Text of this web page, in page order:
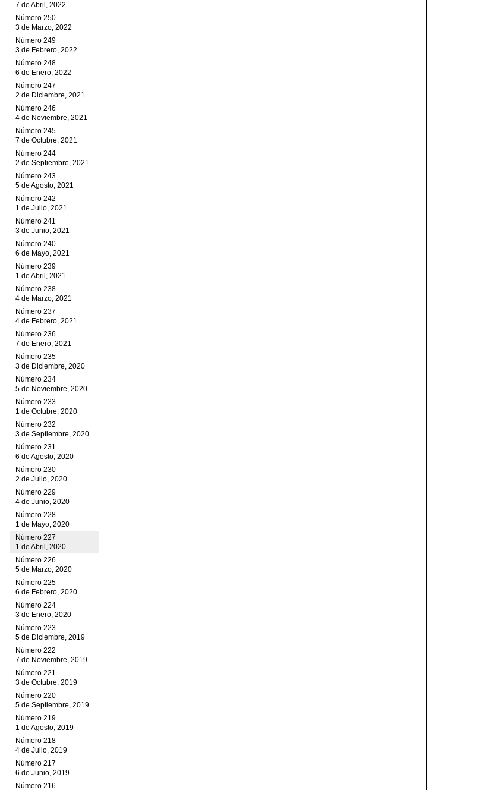
7 de Abril, 2022
Número 250
3 de Marzo, 2022
Número 249
3 de Febrero, 2022
Número 248
6 de Enero, 2022
Número 247
2 de Diciembre, 2021
Número 246
4 de Noviembre, 2021
Número 245
7 de Octubre, 2021
Número 244
2 de Septiembre, 2021
Número 243
5 de Agosto, 2021
Número 242
1 de Julio, 2021
Número 241
3 de Junio, 2021
Número 240
6 de Mayo, 2021
Número 239
1 de Abril, 2021
Número 238
4 de Marzo, 2021
Número 237
4 de Febrero, 2021
Número 236
7 de Enero, 2021
Número 235
3 de Diciembre, 2020
Número 234
5 de Noviembre, 2020
Número 233
1 de Octubre, 2020
Número 232
3 de Septiembre, 2020
Número 231
6 de Agosto, 2020
Número 230
2 de Julio, 2020
Número 229
4 de Junio, 2020
Número 228
1 de Mayo, 2020
Número 227
1 de Abril, 2020
Número 226
5 de Marzo, 2020
Número 225
6 de Febrero, 2020
Número 224
3 de Enero, 2020
Número 223
5 de Diciembre, 2019
Número 222
7 de Noviembre, 2019
Número 221
3 de Octubre, 2019
Número 220
5 de Septiembre, 2019
Número 219
1 de Agosto, 2019
Número 218
4 de Julio, 2019
Número 217
6 de Junio, 2019
Número 216